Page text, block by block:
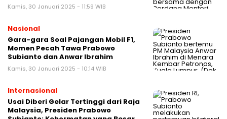
Kamis, 30 Januari 2025 - 11:59 WIB
Nasional
Gara-gara Soal Pajangan Mobil F1,
Momen Pecah Tawa Prabowo
Subianto dan Anwar Ibrahim
Kamis, 30 Januari 2025 - 10:14 WIB
Internasional
Usai Diberi Gelar Tertinggi dari Raja
Malaysia, Presiden Prabowo